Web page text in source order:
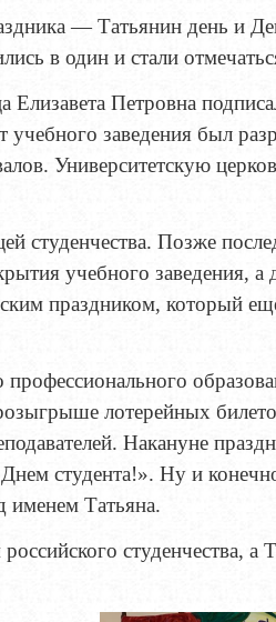
— Татьянин день и
в один и стали
Петровна
учебного заведения был
Университетскую
студенчества. Позже
учебного заведения, а
праздником, который
профессионального
розыгрыше лотерейных
Накануне
студента!». Ну и
именем Татьяна.
студенчества, а